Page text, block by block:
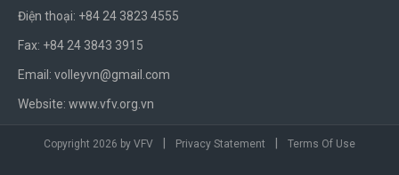
Điện thoại: +84 24 3823 4555
Fax: +84 24 3843 3915
Email: volleyvn@gmail.com
Website: www.vfv.org.vn
Copyright 2026 by VFV Privacy Statement Terms Of Use